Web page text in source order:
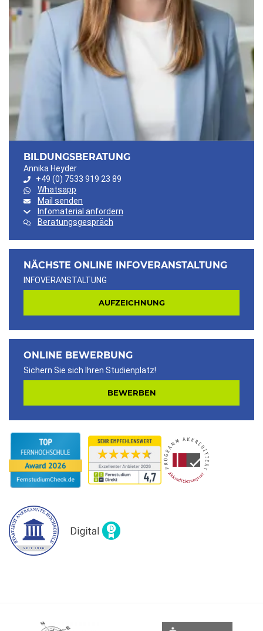
BILDUNGSBERATUNG
Annika Heyder
+49 (0) 7533 919 23 89
Whatsapp
Mail senden
Infomaterial anfordern
Beratungsgespräch
NÄCHSTE ONLINE INFOVERANSTALTUNG
INFOVERANSTALTUNG
AUFZEICHNUNG
ONLINE BEWERBUNG
Sichern Sie sich Ihren Studienplatz!
BEWERBEN